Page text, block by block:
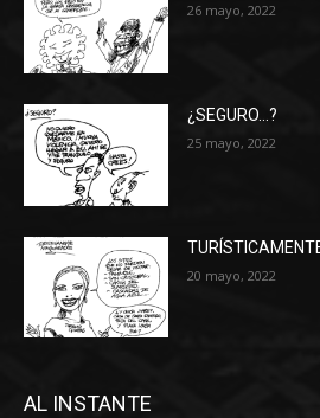
26 mayo, 2022
¿SEGURO…?
25 mayo, 2022
20 mayo, 2022
AL INSTANTE